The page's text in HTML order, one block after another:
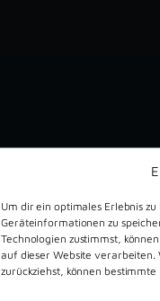
Um dir ein optimales Erlebnis
Geräteinformationen zu
Technologien zustimmst,
auf dieser Website verarbeiten.
zurückziehst, können